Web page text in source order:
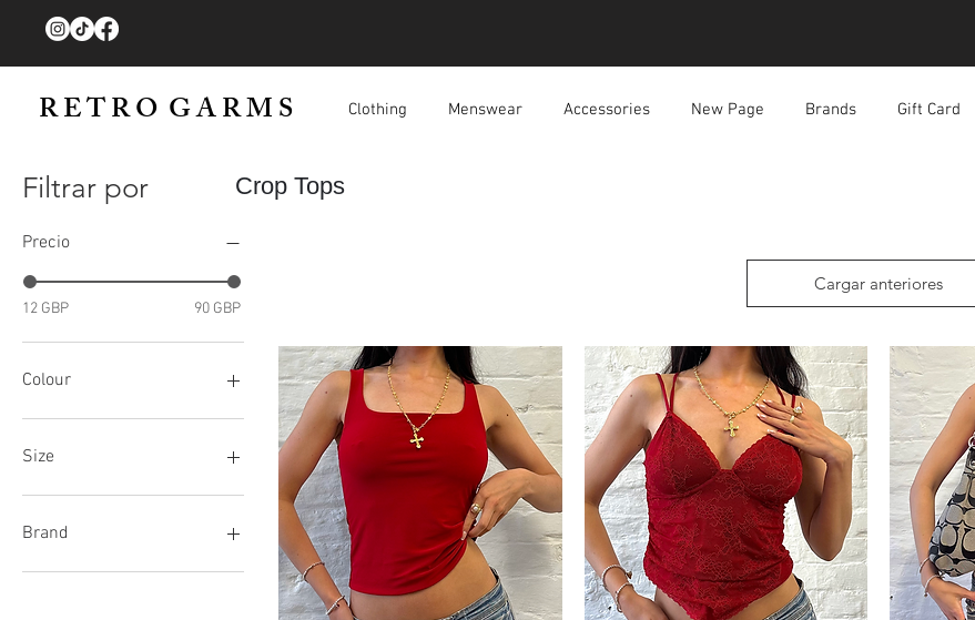
R E T R O G A R M S Clothing Menswear Accessories New Page Brands Gift Card
Filtrar por
Precio
12 GBP 90 GBP
Colour
Size
12
8/10
M
Brand
Burberry
Cargar anteriores
Crop Tops